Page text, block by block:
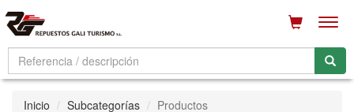
Inicio Subcategorías Productos